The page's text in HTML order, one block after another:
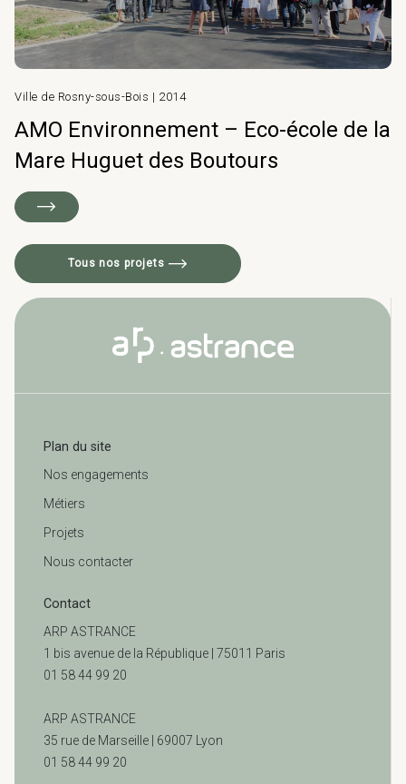
Ville de Rosny-sous-Bois | 2014
AMO Environnement – Eco-école de la
Mare Huguet des Boutours
Tous nos projets
Plan du site
Nos engagements
Métiers
Projets
Nous contacter
Contact
ARP ASTRANCE
1 bis avenue de la République | 75011 Paris
01 58 44 99 20
ARP ASTRANCE
35 rue de Marseille | 69007 Lyon
01 58 44 99 20